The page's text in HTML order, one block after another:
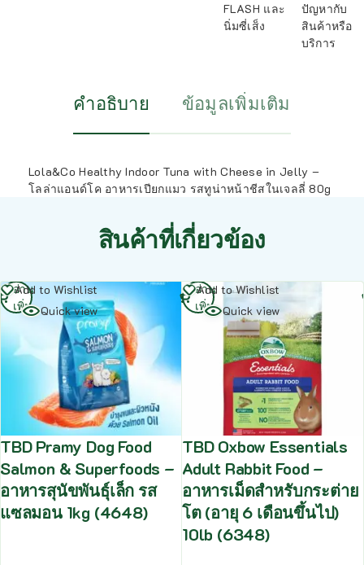
FLASH และ
นิ่มซี่เส็ง
ปัญหากับ
สินค้าหรือ
บริการ
คำอธิบาย ข้อมูลเพิ่มเติม
Lola&Co Healthy Indoor Tuna with Cheese in Jelly –
โลล่าแอนด์โค อาหารเปียกแมว รสทูน่าหน้าชีสในเจลลี่ 80g
สินค้าที่เกี่ยวข้อง
Add to Wishlist
Quick view
TBD Pramy Dog Food
Salmon & Superfoods –
อาหารสุนัขพันธุ์เล็ก รส
แซลมอน 1kg (4648)
อ่าน
เพิ่ม
Add to Wishlist
Quick view
TBD Oxbow Essentials
Adult Rabbit Food –
อาหารเม็ดสำหรับกระต่าย
โต (อายุ 6 เดือนขึ้นไป)
10lb (6348)
อ่าน
เพิ่ม